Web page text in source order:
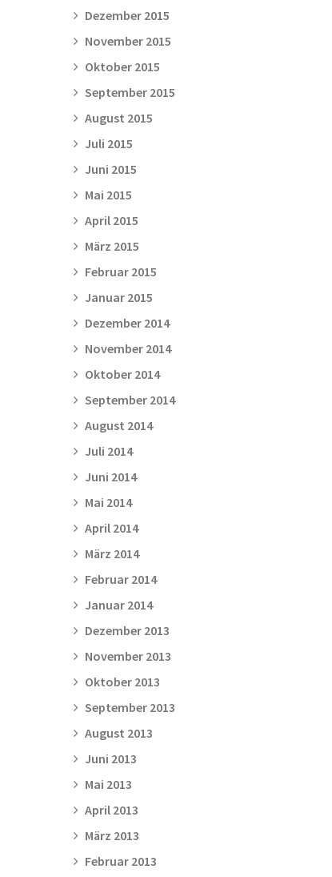
Dezember 2015
November 2015
Oktober 2015
September 2015
August 2015
Juli 2015
Juni 2015
Mai 2015
April 2015
März 2015
Februar 2015
Januar 2015
Dezember 2014
November 2014
Oktober 2014
September 2014
August 2014
Juli 2014
Juni 2014
Mai 2014
April 2014
März 2014
Februar 2014
Januar 2014
Dezember 2013
November 2013
Oktober 2013
September 2013
August 2013
Juni 2013
Mai 2013
April 2013
März 2013
Februar 2013